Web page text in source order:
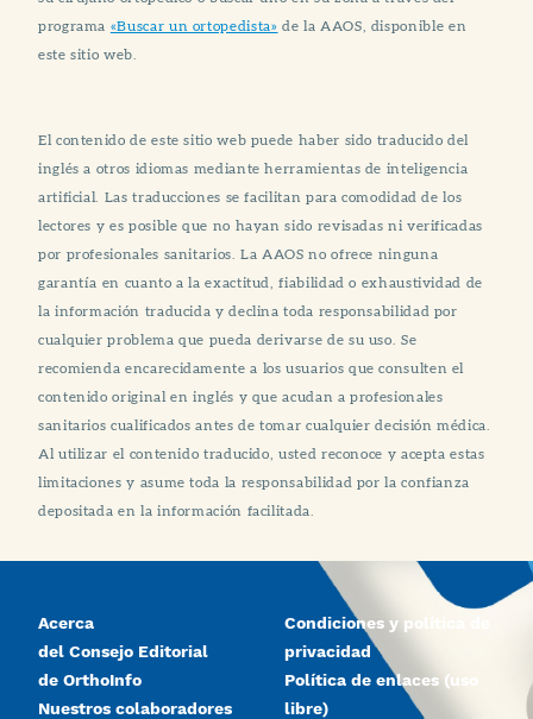
programa «Buscar un ortopedista» de la AAOS, disponible en
este sitio web.
El contenido de este sitio web puede haber sido traducido del
inglés a otros idiomas mediante herramientas de inteligencia
artificial. Las traducciones se facilitan para comodidad de los
lectores y es posible que no hayan sido revisadas ni verificadas
por profesionales sanitarios. La AAOS no ofrece ninguna
garantía en cuanto a la exactitud, fiabilidad o exhaustividad de
la información traducida y declina toda responsabilidad por
cualquier problema que pueda derivarse de su uso. Se
recomienda encarecidamente a los usuarios que consulten el
contenido original en inglés y que acudan a profesionales
sanitarios cualificados antes de tomar cualquier decisión médica.
Al utilizar el contenido traducido, usted reconoce y acepta estas
limitaciones y asume toda la responsabilidad por la confianza
depositada en la información facilitada.
Acerca
del Consejo Editorial
de OrthoInfo
Nuestros colaboradores
Condiciones y política de
privacidad
Política de enlaces (uso
libre)